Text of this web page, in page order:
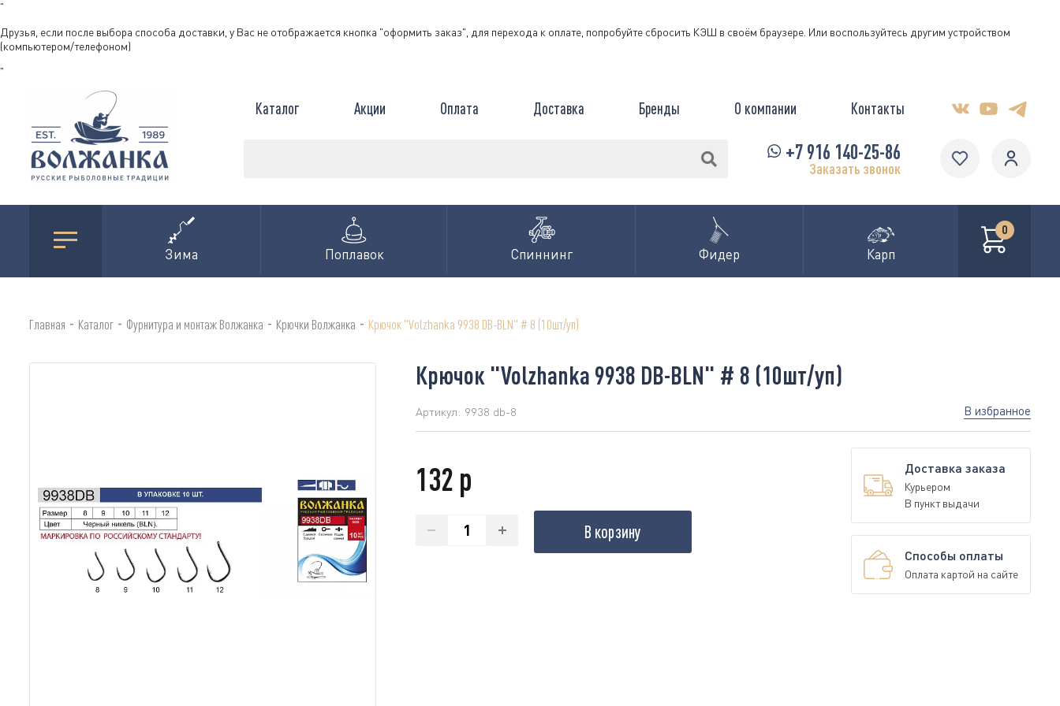
"
Друзья, если после выбора способа доставки, у Вас не отображается кнопка "оформить заказ", для перехода к оплате, попробуйте сбросить КЭШ в своём браузере. Или воспользуйтесь другим устройством
(компьютером/телефоном)
"
Каталог Акции Оплата Доставка Бренды О компании Контакты
+7 916 140-25-86
Заказать звонок
Зима Поплавок Спиннинг Фидер Карп
0
Главная - Каталог - Фурнитура и монтаж Волжанка - Крючки Волжанка - Крючок "Volzhanka 9938 DB-BLN" # 8 (10шт/уп)
Крючок "Volzhanka 9938 DB-BLN" # 8 (10шт/уп)
Артикул: 9938 db-8 В избранное
132 р
В корзину
Доставка заказа
Курьером
В пункт выдачи
Способы оплаты
Оплата картой на сайте